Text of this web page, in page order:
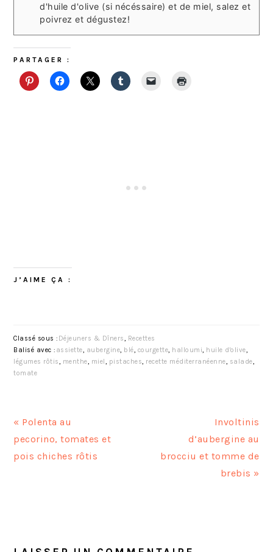
d'huile d'olive (si nécéssaire) et de miel, salez et
poivrez et dégustez!
PARTAGER :
J’AIME ÇA :
Classé sous : Déjeuners & Dîners, Recettes
Balisé avec : assiette, aubergine, blé, courgette, halloumi, huile d'olive,
légumes rôtis, menthe, miel, pistaches, recette méditerranéenne, salade,
tomate
A
r
t
« Polenta au
pecorino, tomates et
pois chiches rôtis
A
r
t
Involtinis
d’aubergine au
brocciu et tomme de
brebis »